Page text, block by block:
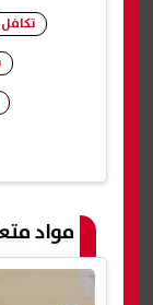
تكافل
مواد